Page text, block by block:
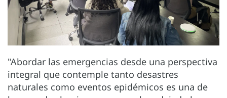
"Abordar las emergencias desde una perspectiva
integral que contemple tanto desastres
naturales como eventos epidémicos es una de